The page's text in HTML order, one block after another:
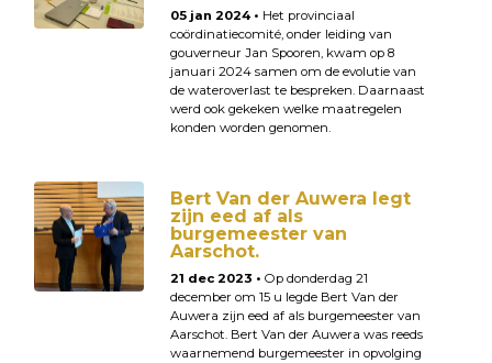
05 jan 2024 • Het provinciaal
coördinatiecomité, onder leiding van
gouverneur Jan Spooren, kwam op 8
januari 2024 samen om de evolutie van
de wateroverlast te bespreken. Daarnaast
werd ook gekeken welke maatregelen
konden worden genomen.
Bert Van der Auwera legt
zijn eed af als
burgemeester van
Aarschot.
21 dec 2023 • Op donderdag 21
december om 15 u legde Bert Van der
Auwera zijn eed af als burgemeester van
Aarschot. Bert Van der Auwera was reeds
waarnemend burgemeester in opvolging